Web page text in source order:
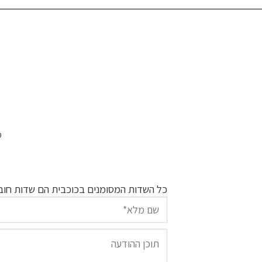
כל השדות המסומנים בכוכבית הם שדות